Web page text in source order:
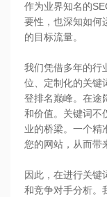
作为业界知名的
要性，也深知如何
的目标流量。
我们凭借多年的行
位、定制化的关键
登排名巅峰。在途
和价值。关键词不
业的桥梁。一个精
您的网站，从而带
因此，在进行关键
和竞争对手分析。